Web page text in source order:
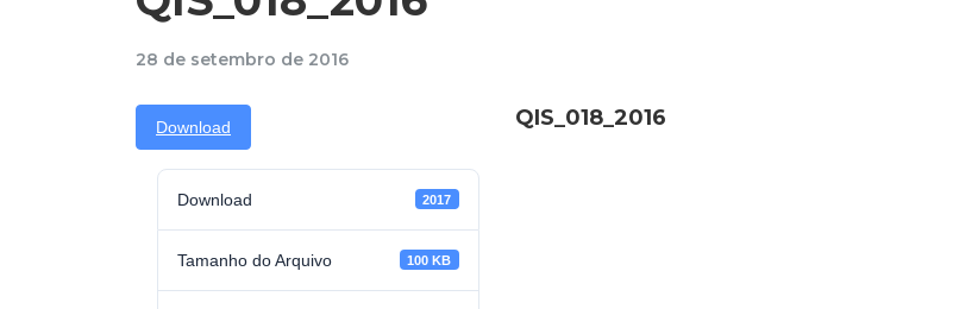
28 de setembro de 2016
Download
Download 2017
Tamanho do Arquivo 100 KB
QIS_018_2016